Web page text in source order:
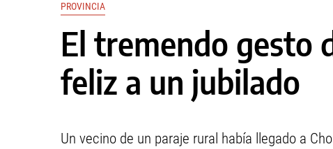
PROVINCIA
El tremendo gesto
feliz a un jubilado
Un vecino de un paraje rural había llegado a